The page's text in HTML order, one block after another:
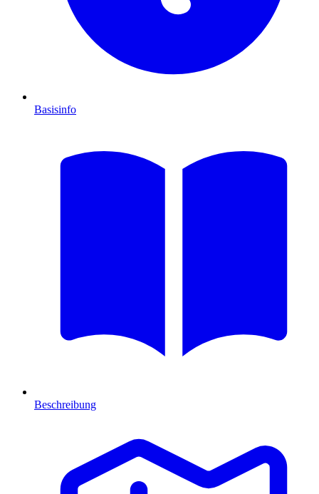
Basisinfo
Beschreibung